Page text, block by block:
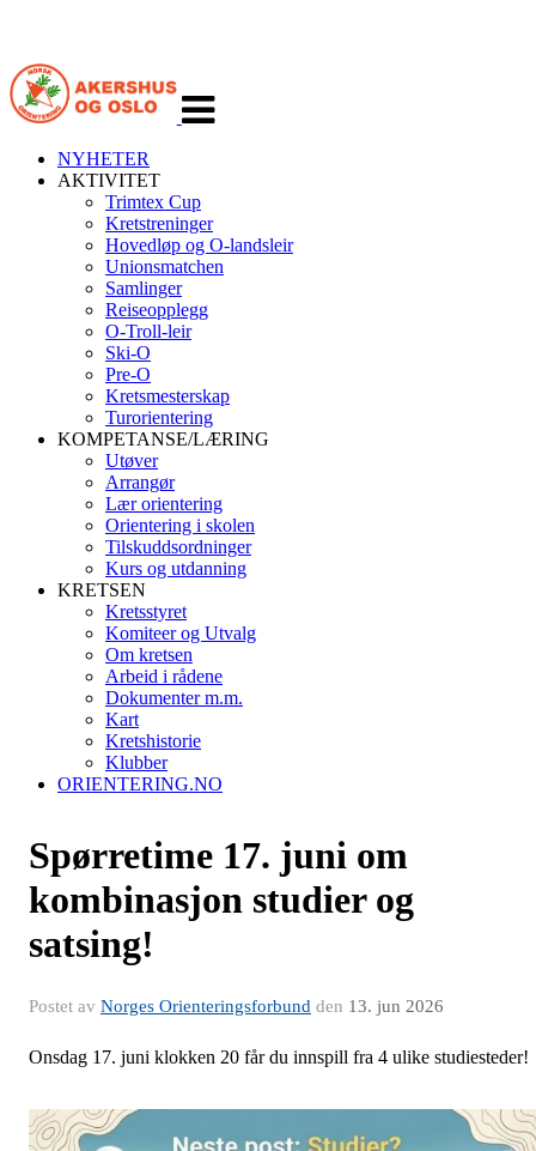
navigasjon
NYHETER
AKTIVITET
Trimtex Cup
Kretstreninger
Hovedløp og O-landsleir
Unionsmatchen
Samlinger
Reiseopplegg
O-Troll-leir
Ski-O
Pre-O
Kretsmesterskap
Turorientering
KOMPETANSE/LÆRING
Utøver
Arrangør
Lær orientering
Orientering i skolen
Tilskuddsordninger
Kurs og utdanning
KRETSEN
Kretsstyret
Komiteer og Utvalg
Om kretsen
Arbeid i rådene
Dokumenter m.m.
Kart
Kretshistorie
Klubber
ORIENTERING.NO
Spørretime 17. juni om
kombinasjon studier og
satsing!
Postet av Norges Orienteringsforbund den 13. jun 2026
Onsdag 17. juni klokken 20 får du innspill fra 4 ulike studiesteder!